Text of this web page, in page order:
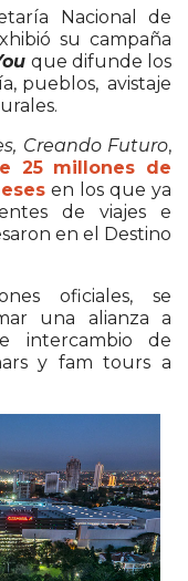
Nacional de
su campaña
que difunde los
pueblos, avistaje
Creando Futuro,
25 millones de
en los que ya
de viajes e
en el Destino
oficiales, se
una alianza a
intercambio de
y fam tours a